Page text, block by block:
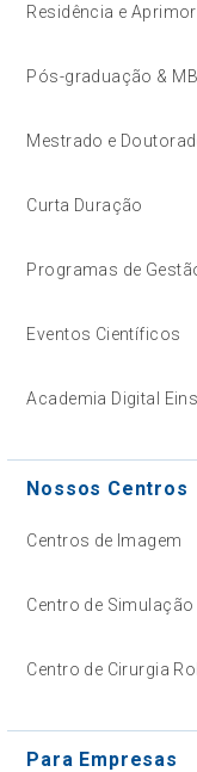
Residência e
Pós-graduação &
Mestrado e
Curta Duração
Programas de
Eventos Científicos
Academia Digital
Nossos Centros
Centros de Imagem
Centro de
Centro de Cirurgia
Para Empresas